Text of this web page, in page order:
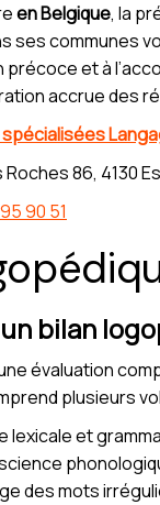
en Belgique, la
ses communes
et à
accrue des
86, 4130
90 51
bilan
évaluation
plusieurs
lexicale et
des mots